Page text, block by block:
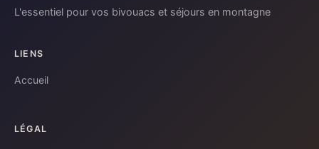
L'essentiel pour vos bivouacs et séjours en montagne
LIENS
Accueil
LÉGAL